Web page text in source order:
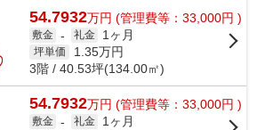
54.7932万円 (管理費等：33,000円 )
敷金 - 礼金 1ヶ月
坪単価 1.35万円
3階 / 40.53坪(134.00㎡)
54.7932万円 (管理費等：33,000円 )
敷金 - 礼金 1ヶ月